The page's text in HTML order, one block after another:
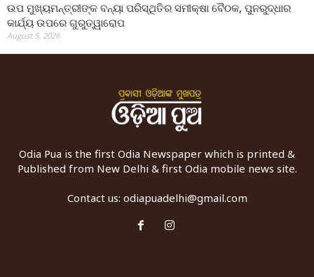
ଉପ ମୁଖ୍ୟମନ୍ତ୍ରୀଙ୍କ ବନ୍ୟା ପରିସ୍ଥିତିର ସମୀକ୍ଷା ବୈଠକ, ପୁନରୁଦ୍ଧାର
କାର୍ଯ୍ୟ ଉପରେ ଗୁରୁତ୍ୱାରୋପ
August 5, 2026
Odia Pua is the first Odia Newspaper which is printed &
Published from New Delhi & first Odia mobile news site.
Contact us: odiapuadelhi@gmail.com